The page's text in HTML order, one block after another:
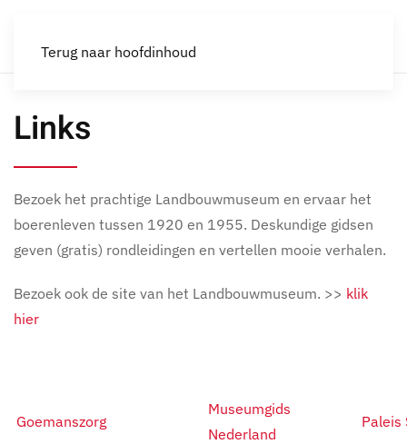
Terug naar hoofdinhoud
Links
Bezoek het prachtige Landbouwmuseum en ervaar het
boerenleven tussen 1920 en 1955. Deskundige gidsen
geven (gratis) rondleidingen en vertellen mooie verhalen.
Bezoek ook de site van het Landbouwmuseum. >> klik
hier
Goemanszorg
Museumgids
Nederland
Paleis